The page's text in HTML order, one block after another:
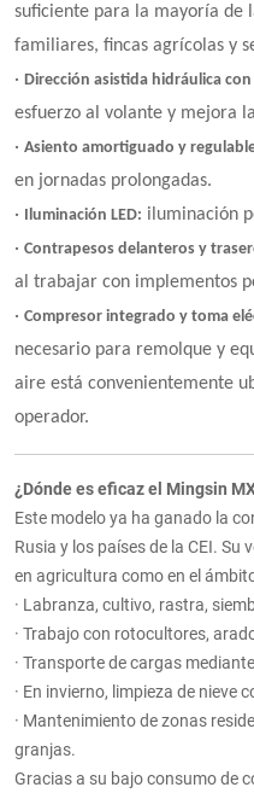
suficiente para la mayoría de
familiares, fincas agrícolas y
· Dirección asistida hidráulica
esfuerzo al volante y mejora
· Asiento amortiguado y
en jornadas prolongadas.
· Iluminación LED: iluminación
· Contrapesos delanteros y
al trabajar con implementos
· Compresor integrado y toma
necesario para remolque y
aire está convenientemente
operador.
¿Dónde es eficaz el Mingsin
Este modelo ya ha ganado la
Rusia y los países de la CEI.
en agricultura como en el
· Labranza, cultivo, rastra,
· Trabajo con rotocultores,
· Transporte de cargas
· En invierno, limpieza de nieve
· Mantenimiento de zonas
granjas.
Gracias a su bajo consumo de